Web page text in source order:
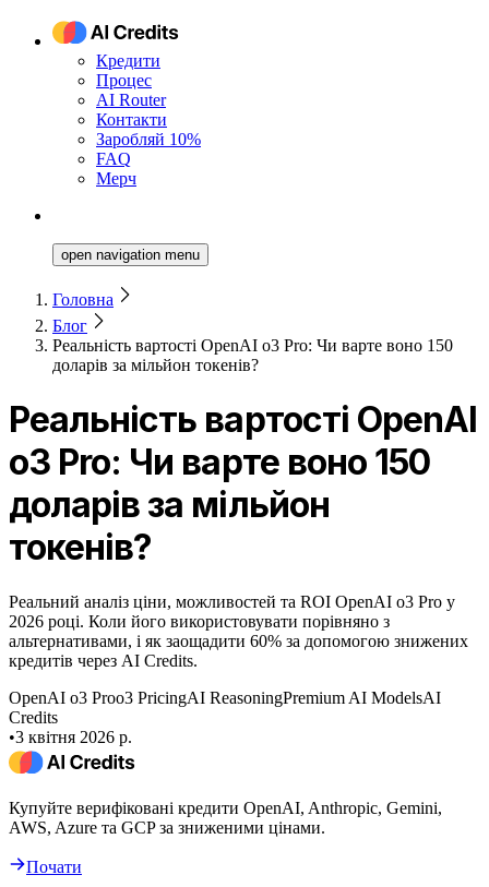
Кредити
Процес
AI Router
Контакти
Заробляй 10%
FAQ
Мерч
open navigation menu
Головна
Блог
Реальність вартості OpenAI o3 Pro: Чи варте воно 150
доларів за мільйон токенів?
Реальність вартості OpenAI
o3 Pro: Чи варте воно 150
доларів за мільйон
токенів?
Реальний аналіз ціни, можливостей та ROI OpenAI o3 Pro у
2026 році. Коли його використовувати порівняно з
альтернативами, і як заощадити 60% за допомогою знижених
кредитів через AI Credits.
OpenAI o3 Proo3 PricingAI ReasoningPremium AI ModelsAI
Credits
•3 квітня 2026 р.
Купуйте верифіковані кредити OpenAI, Anthropic, Gemini,
AWS, Azure та GCP за зниженими цінами.
Почати